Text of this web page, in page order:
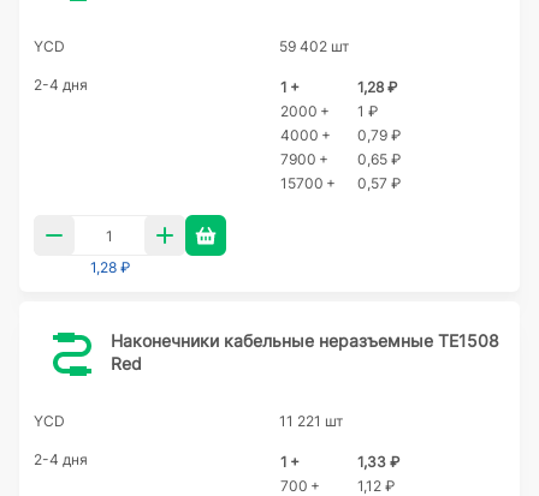
YCD 59 402 шт
2-4 дня 1 +
1,28 ₽
2000 +
1 ₽
4000 +
0,79 ₽
7900 +
0,65 ₽
15700 +
0,57 ₽
1,28 ₽
Наконечники кабельные неразъемные TE1508
Red
YCD 11 221 шт
2-4 дня 1 +
1,33 ₽
700 +
1,12 ₽